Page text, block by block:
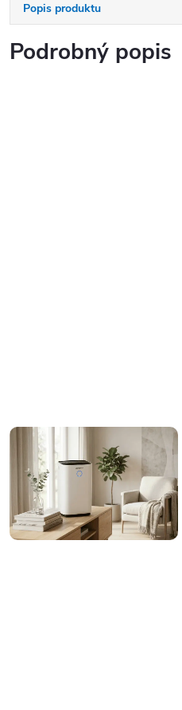
Popis produktu
Podrobný popis